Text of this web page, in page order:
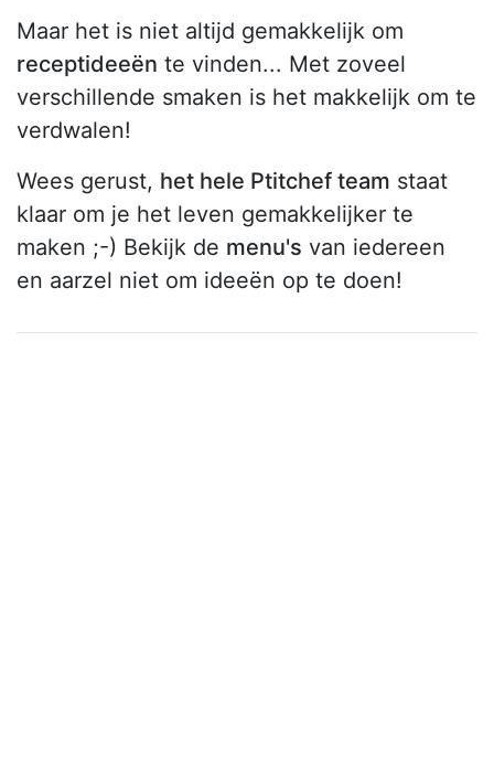
Maar het is niet altijd gemakkelijk om
receptideeën te vinden... Met zoveel
verschillende smaken is het makkelijk om te
verdwalen!
Wees gerust, het hele Ptitchef team staat
klaar om je het leven gemakkelijker te
maken ;-) Bekijk de menu's van iedereen
en aarzel niet om ideeën op te doen!